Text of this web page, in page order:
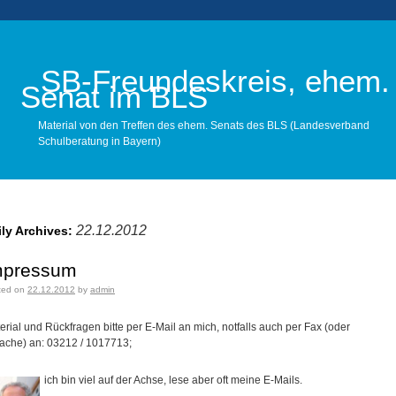
SB-Freundeskreis, ehem.
Senat im BLS
Material von den Treffen des ehem. Senats des BLS (Landesverband
Schulberatung in Bayern)
Main menu
Archives: 22.12.2012
on 22.12.2012 by admin
und Rückfragen bitte per E-Mail an mich, notfalls auch per Fax (oder
an: 03212 / 1017713;
ich bin viel auf der Achse, lese aber oft meine E-Mails.